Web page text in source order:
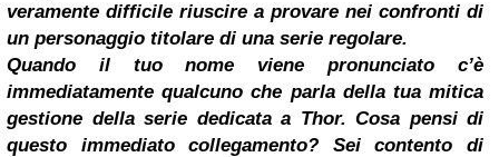
veramente difficile riuscire a provare nei confronti di
un personaggio titolare di una serie regolare.
Quando il tuo nome viene pronunciato c’è
immediatamente qualcuno che parla della tua mitica
gestione della serie dedicata a Thor. Cosa pensi di
questo immediato collegamento? Sei contento di